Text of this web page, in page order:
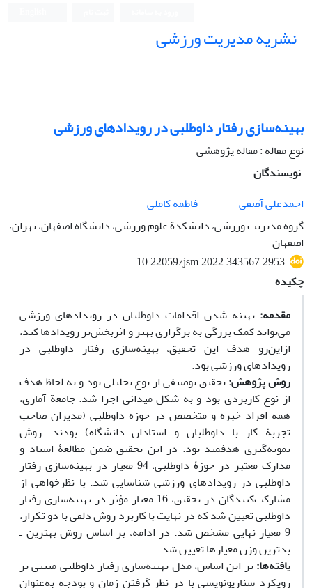
نشریه مدیریت ورزشی
بهینه‌سازی رفتار داوطلبی در رویدادهای ورزشی
نوع مقاله : مقاله پژوهشی
نویسندگان
احمدعلی آصفی
فاطمه کاملی
گروه مدیریت ورزشی، دانشکدة علوم ورزشی، دانشگاه اصفهان، تهران،
اصفهان
10.22059/jsm.2022.343567.2953
چکیده
مقدمه: بهینه شدن اقدامات داوطلبان در رویدادهای ورزشی
می‌تواند کمک بزرگی به برگزاری بهتر و اثربخش‌تر رویدادها کند،
ازاین‌رو هدف این تحقیق، بهینه‌سازی رفتار داوطلبی در
رویدادهای ورزشی بود.
روش پژوهش:تحقیق توصیفی از نوع تحلیلی بود و به لحاظ هدف
از نوع کاربردی بود و به شکل میدانی اجرا شد. جامعة آماری،
همة افراد خبره و متخصص در حوزة داوطلبی (مدیران صاحب
تجربۀ کار با داوطلبان و استادان دانشگاه) بودند. روش
نمونه‌گیری هدفمند بود. در این تحقیق ضمن مطالعۀ اسناد و
مدارک معتبر در حوزۀ داوطلبی، 94 معیار در بهینه‌سازی رفتار
داوطلبی در رویدادهای ورزشی شناسایی شد. با نظرخواهی از
مشارکت‌کنندگان در تحقیق، 16 معیار مؤثر در بهینه‌سازی رفتار
داوطلبی تعیین شد که در نهایت با کاربرد روش دلفی با دو تکرار،
9 معیار نهایی مشخص شد. در ادامه، بر اساس روش بهترین ـ
بدترین وزن معیارها تعیین شد.
یافته‌ها:بر این اساس، مدل بهینه‌سازی رفتار داوطلبی مبتنی بر
رویکرد سناریونویسی با در نظر گرفتن زمان و بودجه به‌عنوان